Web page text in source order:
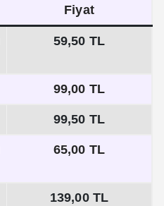
Fiyat
59,50 TL
99,00 TL
99,50 TL
65,00 TL
139,00 TL